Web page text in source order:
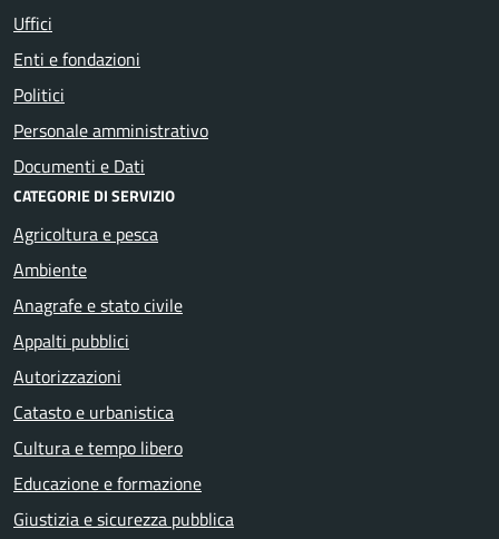
Uffici
Enti e fondazioni
Politici
Personale amministrativo
Documenti e Dati
CATEGORIE DI SERVIZIO
Agricoltura e pesca
Ambiente
Anagrafe e stato civile
Appalti pubblici
Autorizzazioni
Catasto e urbanistica
Cultura e tempo libero
Educazione e formazione
Giustizia e sicurezza pubblica